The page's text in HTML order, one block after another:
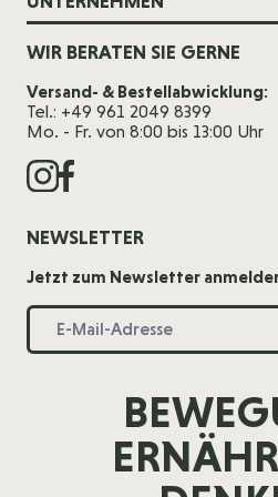
WIR BERATEN SIE GERNE
Versand- & Bestellabwicklung:
Tel.: +49 961 2049 8399
Mo. - Fr. von 8:00 bis 13:00 Uhr
NEWSLETTER
Jetzt zum Newsletter